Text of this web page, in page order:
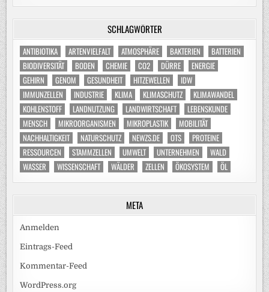
SCHLAGWÖRTER
ANTIBIOTIKA ARTENVIELFALT ATMOSPHÄRE BAKTERIEN
BATTERIEN
BIODIVERSITÄT
BODEN CHEMIE CO2 DÜRRE
ENERGIE
GEHIRN
GENOM GESUNDHEIT HITZEWELLEN
IDW
IMMUNZELLEN
INDUSTRIE KLIMA KLIMASCHUTZ
KLIMAWANDEL
KOHLENSTOFF
LANDNUTZUNG LANDWIRTSCHAFT
LEBENSKUNDE
MENSCH
MIKROORGANISMEN MIKROPLASTIK
MOBILITÄT
NACHHALTIGKEIT
NATURSCHUTZ NEWZS.DE OTS
PROTEINE
RESSOURCEN
STAMMZELLEN UMWELT UNTERNEHMEN
WALD
WASSER
WISSENSCHAFT WÄLDER ZELLEN ÖKOSYSTEM ÖL
META
Anmelden
Eintrags-Feed
Kommentar-Feed
WordPress.org